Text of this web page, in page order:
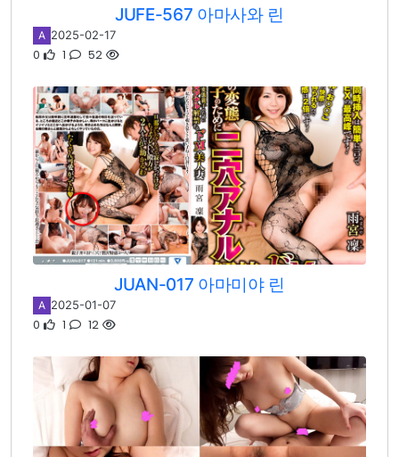
JUFE-567 아마사와 린
A 2025-02-17
0 1 52
JUAN-017 아마미야 린
A 2025-01-07
0 1 12